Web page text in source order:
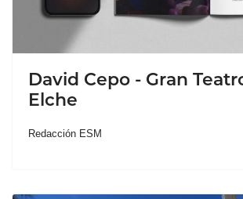
David Cepo - Gran
Elche
Redacción ESM